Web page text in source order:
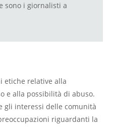
sono i giornalisti a
etiche relative alla
e alla possibilità di abuso.
gli interessi delle comunità
riguardanti la